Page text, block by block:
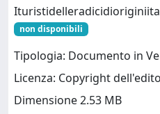
non disponibili
Tipologia: Documento in
Licenza: Copyright
Dimensione 2.53 MB